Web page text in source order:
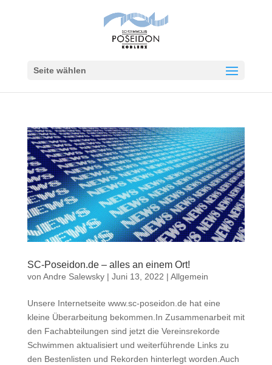
Seite wählen
SC-Poseidon.de – alles an einem Ort!
von Andre Salewsky| Juni 13, 2022 | Allgemein
Unsere Internetseite www.sc-poseidon.de hat eine
kleine Überarbeitung bekommen.In Zusammenarbeit mit
den Fachabteilungen sind jetzt die Vereinsrekorde
Schwimmen aktualisiert und weiterführende Links zu
den Bestenlisten und Rekorden hinterlegt worden.Auch